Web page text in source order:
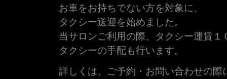
お車をお持ちでない方を対象に、
タクシー送迎を始めました。
当サロンご利用の際、タクシー運賃１
タクシーの手配も行います。
詳しくは、ご予約・お問い合わせの